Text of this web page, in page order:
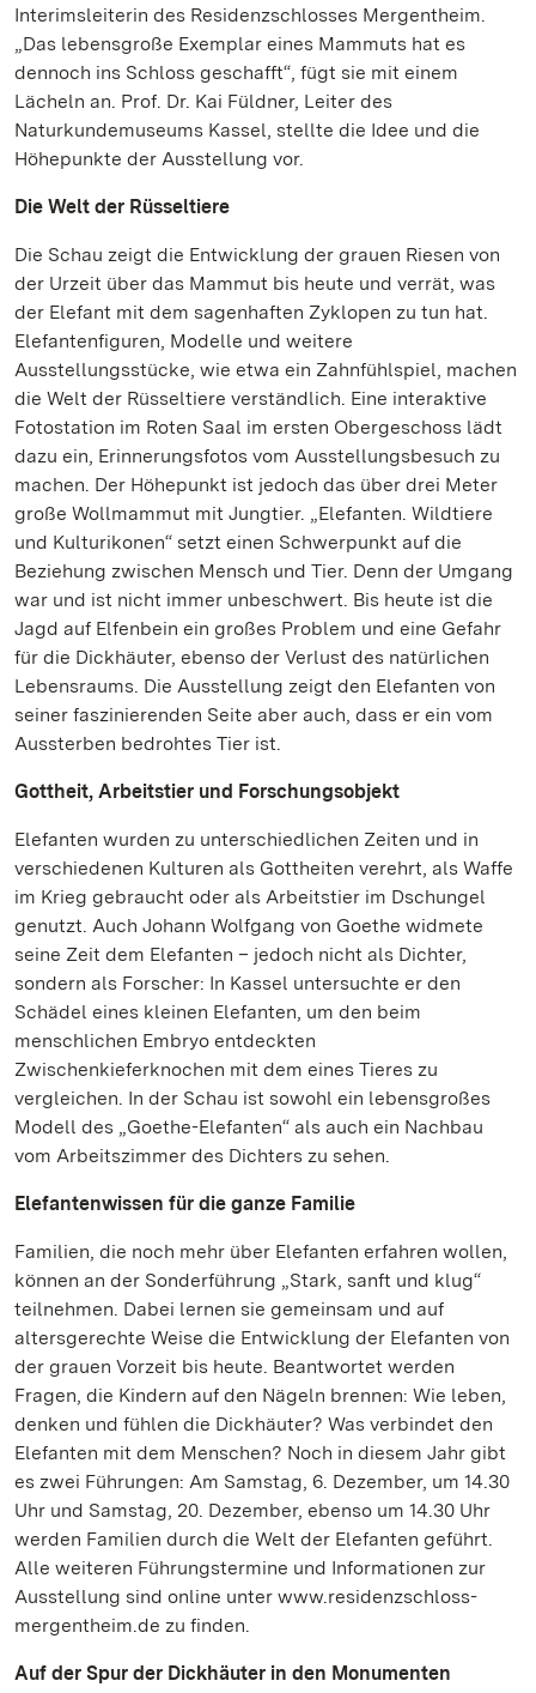
Interimsleiterin des Residenzschlosses Mergentheim.
„Das lebensgroße Exemplar eines Mammuts hat es
dennoch ins Schloss geschafft“, fügt sie mit einem
Lächeln an. Prof. Dr. Kai Füldner, Leiter des
Naturkundemuseums Kassel, stellte die Idee und die
Höhepunkte der Ausstellung vor.
Die Welt der Rüsseltiere
Die Schau zeigt die Entwicklung der grauen Riesen von
der Urzeit über das Mammut bis heute und verrät, was
der Elefant mit dem sagenhaften Zyklopen zu tun hat.
Elefantenfiguren, Modelle und weitere
Ausstellungsstücke, wie etwa ein Zahnfühlspiel, machen
die Welt der Rüsseltiere verständlich. Eine interaktive
Fotostation im Roten Saal im ersten Obergeschoss lädt
dazu ein, Erinnerungsfotos vom Ausstellungsbesuch zu
machen. Der Höhepunkt ist jedoch das über drei Meter
große Wollmammut mit Jungtier. „Elefanten. Wildtiere
und Kulturikonen“ setzt einen Schwerpunkt auf die
Beziehung zwischen Mensch und Tier. Denn der Umgang
war und ist nicht immer unbeschwert. Bis heute ist die
Jagd auf Elfenbein ein großes Problem und eine Gefahr
für die Dickhäuter, ebenso der Verlust des natürlichen
Lebensraums. Die Ausstellung zeigt den Elefanten von
seiner faszinierenden Seite aber auch, dass er ein vom
Aussterben bedrohtes Tier ist.
Gottheit, Arbeitstier und Forschungsobjekt
Elefanten wurden zu unterschiedlichen Zeiten und in
verschiedenen Kulturen als Gottheiten verehrt, als Waffe
im Krieg gebraucht oder als Arbeitstier im Dschungel
genutzt. Auch Johann Wolfgang von Goethe widmete
seine Zeit dem Elefanten – jedoch nicht als Dichter,
sondern als Forscher: In Kassel untersuchte er den
Schädel eines kleinen Elefanten, um den beim
menschlichen Embryo entdeckten
Zwischenkieferknochen mit dem eines Tieres zu
vergleichen. In der Schau ist sowohl ein lebensgroßes
Modell des „Goethe-Elefanten“ als auch ein Nachbau
vom Arbeitszimmer des Dichters zu sehen.
Elefantenwissen für die ganze Familie
Familien, die noch mehr über Elefanten erfahren wollen,
können an der Sonderführung „Stark, sanft und klug“
teilnehmen. Dabei lernen sie gemeinsam und auf
altersgerechte Weise die Entwicklung der Elefanten von
der grauen Vorzeit bis heute. Beantwortet werden
Fragen, die Kindern auf den Nägeln brennen: Wie leben,
denken und fühlen die Dickhäuter? Was verbindet den
Elefanten mit dem Menschen? Noch in diesem Jahr gibt
es zwei Führungen: Am Samstag, 6. Dezember, um 14.30
Uhr und Samstag, 20. Dezember, ebenso um 14.30 Uhr
werden Familien durch die Welt der Elefanten geführt.
Alle weiteren Führungstermine und Informationen zur
Ausstellung sind online unter www.residenzschloss-
mergentheim.de zu finden.
Auf der Spur der Dickhäuter in den Monumenten